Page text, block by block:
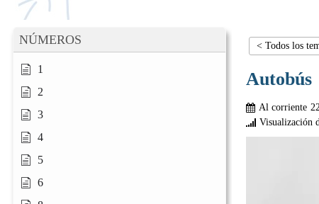
NÚMEROS
1
2
3
4
5
6
< Todos los
Autobús
Al corriente
Visualización